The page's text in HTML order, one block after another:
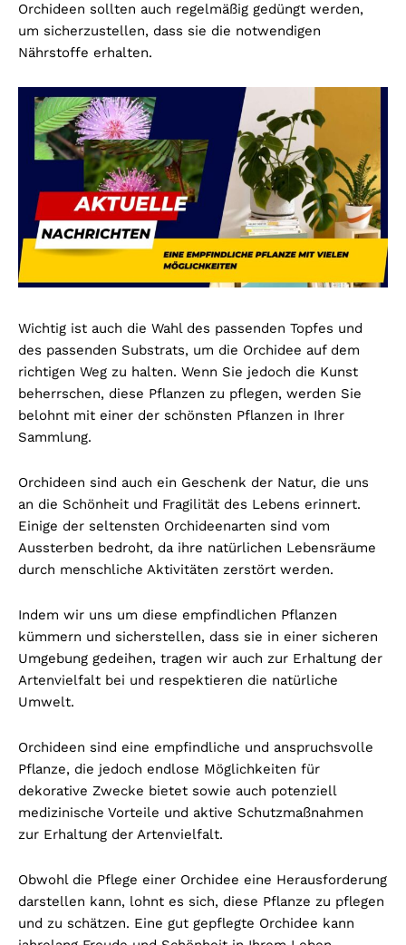
Orchideen sollten auch regelmäßig gedüngt werden,
um sicherzustellen, dass sie die notwendigen
Nährstoffe erhalten.
Wichtig ist auch die Wahl des passenden Topfes und
des passenden Substrats, um die Orchidee auf dem
richtigen Weg zu halten. Wenn Sie jedoch die Kunst
beherrschen, diese Pflanzen zu pflegen, werden Sie
belohnt mit einer der schönsten Pflanzen in Ihrer
Sammlung.
Orchideen sind auch ein Geschenk der Natur, die uns
an die Schönheit und Fragilität des Lebens erinnert.
Einige der seltensten Orchideenarten sind vom
Aussterben bedroht, da ihre natürlichen Lebensräume
durch menschliche Aktivitäten zerstört werden.
Indem wir uns um diese empfindlichen Pflanzen
kümmern und sicherstellen, dass sie in einer sicheren
Umgebung gedeihen, tragen wir auch zur Erhaltung der
Artenvielfalt bei und respektieren die natürliche
Umwelt.
Orchideen sind eine empfindliche und anspruchsvolle
Pflanze, die jedoch endlose Möglichkeiten für
dekorative Zwecke bietet sowie auch potenziell
medizinische Vorteile und aktive Schutzmaßnahmen
zur Erhaltung der Artenvielfalt.
Obwohl die Pflege einer Orchidee eine Herausforderung
darstellen kann, lohnt es sich, diese Pflanze zu pflegen
und zu schätzen. Eine gut gepflegte Orchidee kann